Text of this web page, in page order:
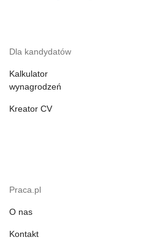
Dla kandydatów
Kalkulator
wynagrodzeń
Kreator CV
Praca.pl
O nas
Kontakt